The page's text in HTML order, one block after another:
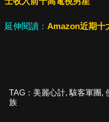
延伸閱讀： Amazon近期十
TAG： 美麗心計, 駭客軍團,
族